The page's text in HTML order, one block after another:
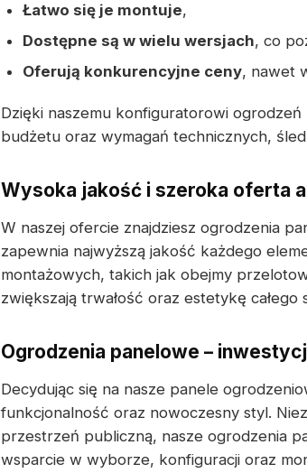
Łatwo się je montuje,
Dostępne są w wielu wersjach, co
Oferują konkurencyjne ceny, nawet
Dzięki naszemu konfiguratorowi
budżetu oraz wymagań technicznych,
Wysoka jakość i szeroka oferta
W naszej ofercie znajdziesz ogrodzenia
zapewnia najwyższą jakość każdego
montażowych, takich jak obejmy
zwiększają trwałość oraz estetykę
Ogrodzenia panelowe –
Decydując się na nasze panele
funkcjonalność oraz nowoczesny styl.
przestrzeń publiczną, nasze ogrodzenia
wsparcie w wyborze, konfiguracji oraz